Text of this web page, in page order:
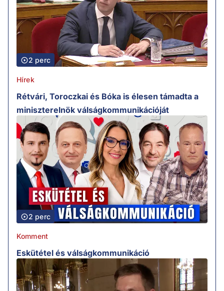
2 perc
Hírek
Rétvári, Toroczkai és Bóka is élesen támadta a
miniszterelnök válságkommunikációját
2 perc
Komment
Eskütétel és válságkommunikáció